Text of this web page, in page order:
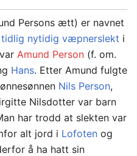
Persons ætt) er navnet
tidlig nytidig væpnerslekt i
Amund Person (f. om.
Hans. Etter Amund fulgte
Nils Person,
Nilsdotter var barn
har trodd at slekten var
alt jord i Lofoten og
å ha hatt sin